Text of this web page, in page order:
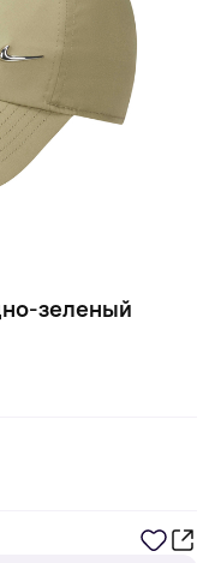
зеленый